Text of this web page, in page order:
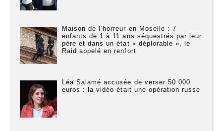
Maison de l’horreur en Moselle : 7
enfants de 1 à 11 ans séquestrés par leur
père et dans un état « déplorable », le
Raid appelé en renfort
Léa Salamé accusée de verser 50 000
euros : la vidéo était une opération russe